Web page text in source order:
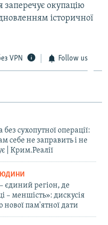
заперечує окупацію
історичної
VPN Follow us
без сухопутної операції:
себе не заправить і не
| Крим.Реалії
єдиний регіон, де
– меншість»: дискусія
нової пам'ятної дати